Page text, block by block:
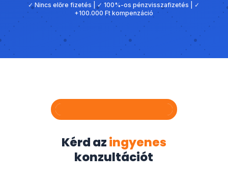
✓ Nincs előre fizetés | ✓ 100%-os pénzvisszafizetés | ✓
+100.000 Ft kompenzáció
Kérd azingyenes
konzultációt